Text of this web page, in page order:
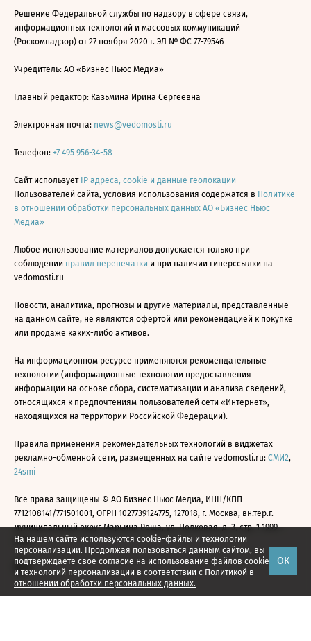
На нашем сайте используются cookie-файлы и технологии
персонализации. Продолжая пользоваться данным сайтом, вы
подтверждаете свое согласие на использование файлов cookie
и технологий персонализации в соответствии с Политикой в
отношении обработки персональных данных.
ОК
Решение Федеральной службы по надзору в сфере связи,
информационных технологий и массовых коммуникаций
(Роскомнадзор) от 27 ноября 2020 г. ЭЛ № ФС 77-79546
Учредитель: АО «Бизнес Ньюс Медиа»
Главный редактор: Казьмина Ирина Сергеевна
Электронная почта: news@vedomosti.ru
Телефон: +7 495 956-34-58
Сайт использует IP адреса, cookie и данные геолокации
Пользователей сайта, условия использования содержатся в Политике
в отношении обработки персональных данных АО «Бизнес Ньюс
Медиа»
Любое использование материалов допускается только при
соблюдении правил перепечатки и при наличии гиперссылки на
vedomosti.ru
Новости, аналитика, прогнозы и другие материалы, представленные
на данном сайте, не являются офертой или рекомендацией к покупке
или продаже каких-либо активов.
На информационном ресурсе применяются рекомендательные
технологии (информационные технологии предоставления
информации на основе сбора, систематизации и анализа сведений,
относящихся к предпочтениям пользователей сети «Интернет»,
находящихся на территории Российской Федерации).
Правила применения рекомендательных технологий в виджетах
рекламно-обменной сети, размещенных на сайте vedomosti.ru: СМИ2,
24smi
Все права защищены © АО Бизнес Ньюс Медиа, ИНН/КПП
7712108141/771501001, ОГРН 1027739124775, 127018, г. Москва, вн.тер.г.
муниципальный округ Марьина Роща, ул. Полковая, д. 3, стр. 1 1999—
2026